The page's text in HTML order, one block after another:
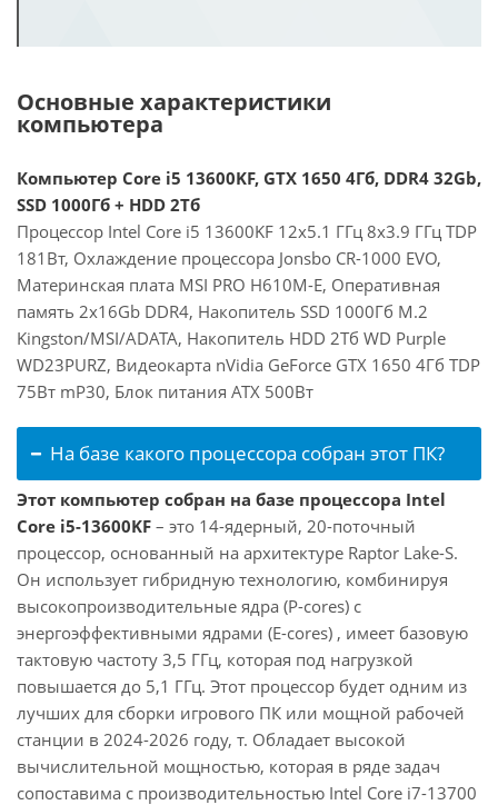
Основные характеристики
компьютера
Компьютер Core i5 13600KF, GTX 1650 4Гб, DDR4 32Gb,
SSD 1000Гб + HDD 2Тб
Процессор Intel Core i5 13600KF 12x5.1 ГГц 8x3.9 ГГц TDP
181Вт, Охлаждение процессора Jonsbo CR-1000 EVO,
Материнская плата MSI PRO H610M-E, Оперативная
память 2x16Gb DDR4, Накопитель SSD 1000Гб M.2
Kingston/MSI/ADATA, Накопитель HDD 2Тб WD Purple
WD23PURZ, Видеокарта nVidia GeForce GTX 1650 4Гб TDP
75Вт mP30, Блок питания ATX 500Вт
На базе какого процессора собран этот ПК?
Этот компьютер собран на базе процессора Intel
Core i5-13600KF – это 14-ядерный, 20-поточный
процессор, основанный на архитектуре Raptor Lake-S.
Он использует гибридную технологию, комбинируя
высокопроизводительные ядра (P-cores) с
энергоэффективными ядрами (E-cores) , имеет базовую
тактовую частоту 3,5 ГГц, которая под нагрузкой
повышается до 5,1 ГГц. Этот процессор будет одним из
лучших для сборки игрового ПК или мощной рабочей
станции в 2024-2026 году, т. Обладает высокой
вычислительной мощностью, которая в ряде задач
сопоставима с производительностью Intel Core i7-13700